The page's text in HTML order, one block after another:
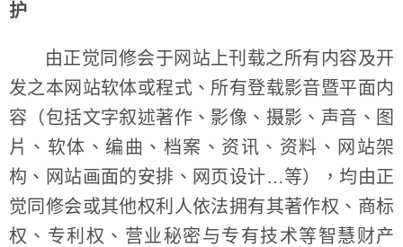
护
由正觉同修会于网站上刊载之所有内容及开
发之本网站软体或程式、所有登载影音暨平面内
容（包括文字叙述著作、影像、摄影、声音、图
片、软体、编曲、档案、资讯、资料、网站架
构、网站画面的安排、网页设计…等），均由正
觉同修会或其他权利人依法拥有其著作权、商标
权、专利权、营业秘密与专有技术等智慧财产